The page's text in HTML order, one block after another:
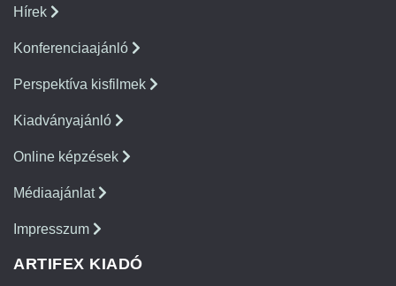
Hírek
Konferenciaajánló
Perspektíva kisfilmek
Kiadványajánló
Online képzések
Médiaajánlat
Impresszum
ARTIFEX KIADÓ